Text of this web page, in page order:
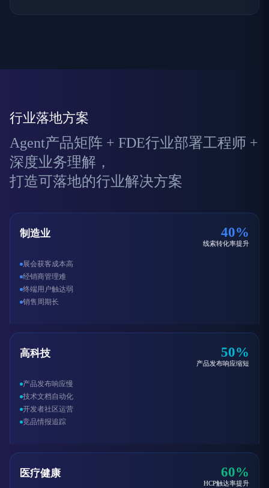
行业落地方案
Agent产品矩阵 + FDE行业部署工程师 +
深度业务理解，
打造可落地的行业解决方案
制造业 40%
线索转化率提升
展会获客成本高
经销商管理难
终端用户触达弱
销售周期长
高科技 50%
产品发布响应缩短
产品发布响应慢
技术文档自动化
开发者社区运营
竞品情报追踪
医疗健康 60%
HCP触达率提升